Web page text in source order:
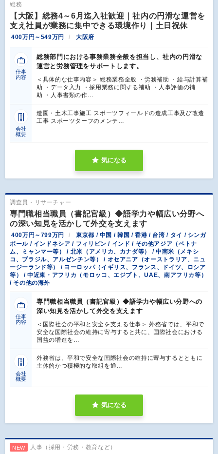
総務
【大阪】総務4～6月迄入社歓迎｜社内の円滑な運営を
支え社員が業務に集中できる環境作り｜土日祝休
400万円～549万円 大阪府
仕事
内容
総務部門における事務業務全般を担当し、社内の円滑な
運営と労務管理をサポートします。
＜具体的な仕事内容＞ 総務業務全般 ・労務補助 ・給与計算補
助 ・データ入力 ・採用業務に関する補助 ・人事評価の補
助 ・人事書類の作…
会社
概要
造園・土木工事施工 スポーツフィールドの造成工事及び改造
工事 スポーツターフのメンテ…
気になる
調査員・リサーチャー
専門職相当職員（書記官級）◆語学力や幅広い分野へ
の深い知見を活かして外交を支えます
400万円～799万円
東京都 / 中国 / 韓国 / 香港 / 台湾 / タイ / シンガ
ポール / インドネシア / フィリピン / インド / その他アジア（ベトナ
ム、ミャンマー等） / 北米（アメリカ、カナダ等） / 中南米（メキシ
コ、ブラジル、アルゼンチン等） / オセアニア（オーストラリア、ニュ
ージーランド等） / ヨーロッパ（イギリス、フランス、ドイツ、ロシア
等） / 中近東・アフリカ（モロッコ、エジプト、UAE、南アフリカ等）
/ その他の海外
仕事
内容
専門職相当職員（書記官級）◆語学力や幅広い分野への
深い知見を活かして外交を支えます
＜国際社会の平和と安全を支える仕事＞ 外務省では、平和で
安全な国際社会の維持に寄与すると共に、国際社会における
国益の増進を…
会社
概要
外務省は、平和で安全な国際社会の維持に寄与するとともに
主体的かつ積極的な取組を通…
気になる
NEW 人事（採用・労務・教育など）